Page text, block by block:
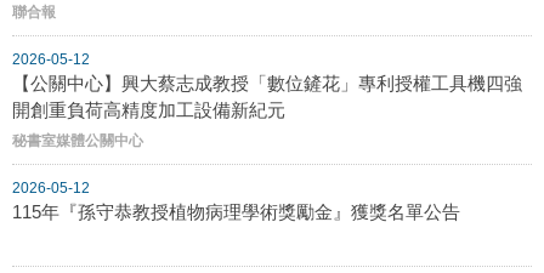
聯合報
2026-05-12
【公關中心】興大蔡志成教授「數位鏟花」專利授權工具機四強
開創重負荷高精度加工設備新紀元
秘書室媒體公關中心
2026-05-12
115年『孫守恭教授植物病理學術獎勵金』獲獎名單公告